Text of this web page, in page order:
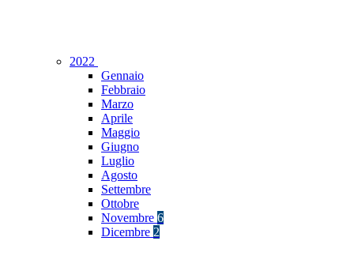
2022
Gennaio
Febbraio
Marzo
Aprile
Maggio
Giugno
Luglio
Agosto
Settembre
Ottobre
Novembre 6
Dicembre 2